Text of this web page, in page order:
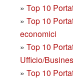
» Top 10
» Top 10
economici
» Top 10
Ufficio/
» Top 10